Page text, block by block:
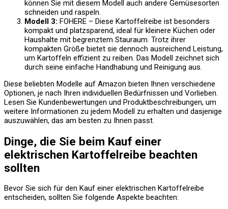
können Sie mit diesem Modell auch andere Gemüsesorten
schneiden und raspeln.
Modell 3: FOHERE – Diese Kartoffelreibe ist besonders
kompakt und platzsparend, ideal für kleinere Küchen oder
Haushalte mit begrenztem Stauraum. Trotz ihrer
kompakten Größe bietet sie dennoch ausreichend Leistung,
um Kartoffeln effizient zu reiben. Das Modell zeichnet sich
durch seine einfache Handhabung und Reinigung aus.
Diese beliebten Modelle auf Amazon bieten Ihnen verschiedene
Optionen, je nach Ihren individuellen Bedürfnissen und Vorlieben.
Lesen Sie Kundenbewertungen und Produktbeschreibungen, um
weitere Informationen zu jedem Modell zu erhalten und dasjenige
auszuwählen, das am besten zu Ihnen passt.
Dinge, die Sie beim Kauf einer
elektrischen Kartoffelreibe beachten
sollten
Bevor Sie sich für den Kauf einer elektrischen Kartoffelreibe
entscheiden, sollten Sie folgende Aspekte beachten: